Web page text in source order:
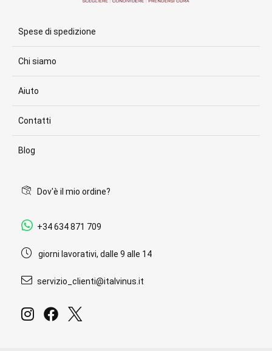
Spese di spedizione
Chi siamo
Aiuto
Contatti
Blog
Dov'è il mio ordine?
+34 634 871 709
giorni lavorativi, dalle 9 alle 14
servizio_clienti@italvinus.it